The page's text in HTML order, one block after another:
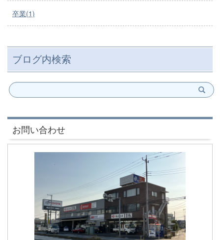
卒業(1)
ブログ内検索
お問い合わせ